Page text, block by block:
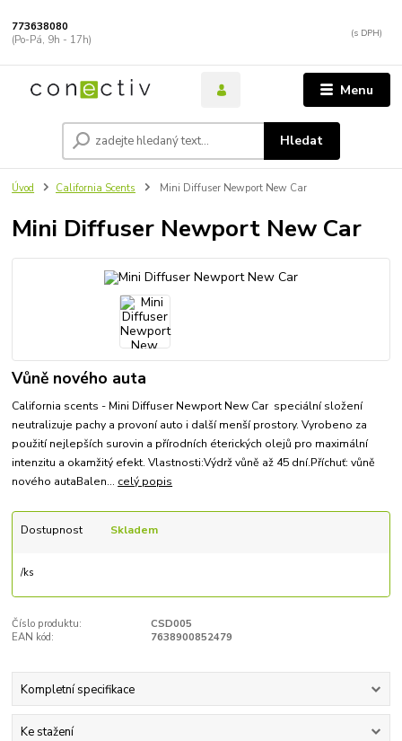
Menu
Hledat
773638080
(Po-Pá, 9h - 17h)
Úvod California Scents Mini Diffuser Newport New Car
Mini Diffuser Newport New Car
Vůně nového auta
California scents - Mini Diffuser Newport New Car speciální složení
neutralizuje pachy a provoní auto i další menší prostory. Vyrobeno za
použití nejlepších surovin a přírodních éterických olejů pro maximální
intenzitu a okamžitý efekt. Vlastnosti:Výdrž vůně až 45 dní.Příchuť: vůně
nového autaBalen... celý popis
Dostupnost Skladem
/ks
Číslo produktu:
CSD005
EAN kód:
7638900852479
Kompletní specifikace
Ke stažení